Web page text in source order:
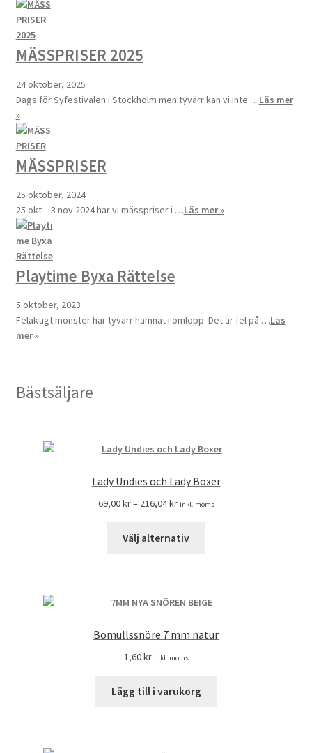
MÄSSPRISER 2025
24 oktober, 2025
Dags för Syfestivalen i Stockholm men tyvärr kan vi inte …Läs mer
»
MÄSSPRISER
25 oktober, 2024
25 okt – 3 nov 2024 har vi mässpriser i …Läs mer »
Playtime Byxa Rättelse
5 oktober, 2023
Felaktigt mönster har tyvärr hamnat i omlopp. Det är fel på …Läs
mer »
Bästsäljare
Lady Undies och Lady Boxer
69,00kr– 216,04kr inkl. moms
Välj alternativ
Bomullssnöre 7 mm natur
1,60kr inkl. moms
Lägg till i varukorg